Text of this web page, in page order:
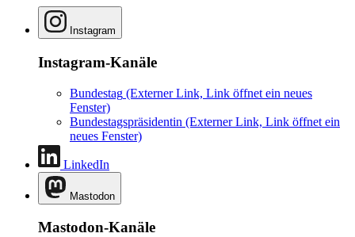
Instagram
Instagram-Kanäle
Bundestag (Externer Link, Link öffnet ein neues
Fenster)
Bundestagspräsidentin (Externer Link, Link öffnet ein
neues Fenster)
LinkedIn
Mastodon
Mastodon-Kanäle